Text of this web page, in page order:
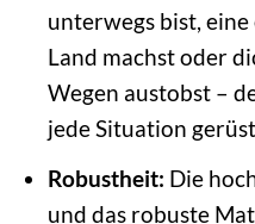
unterwegs bist,
Land machst oder
Wegen austobst –
jede Situation
Robustheit: Die
und das robuste